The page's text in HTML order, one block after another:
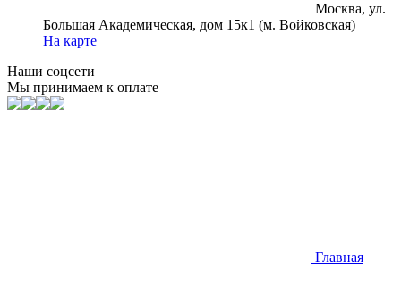
Москва, ул.
Большая Академическая, дом 15к1 (м. Войковская)
На карте
Наши соцсети
Мы принимаем к оплате
Главная